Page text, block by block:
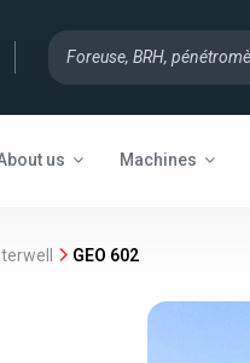
us Machines
GEO 602